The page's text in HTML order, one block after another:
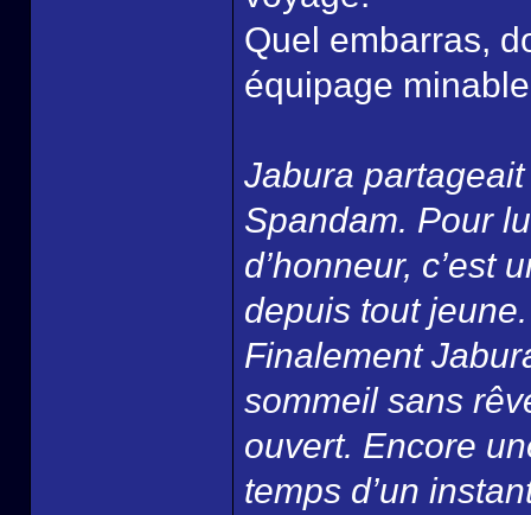
Quel embarras,
équipage
Jabura
Spandam. Pour
d’honneur, c’est
depuis tout jeune.
Finalement
sommeil sans
ouvert. Encore
temps d’un